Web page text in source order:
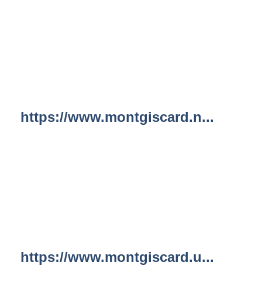
https://www.montgiscard.n...
https://www.montgiscard.u...